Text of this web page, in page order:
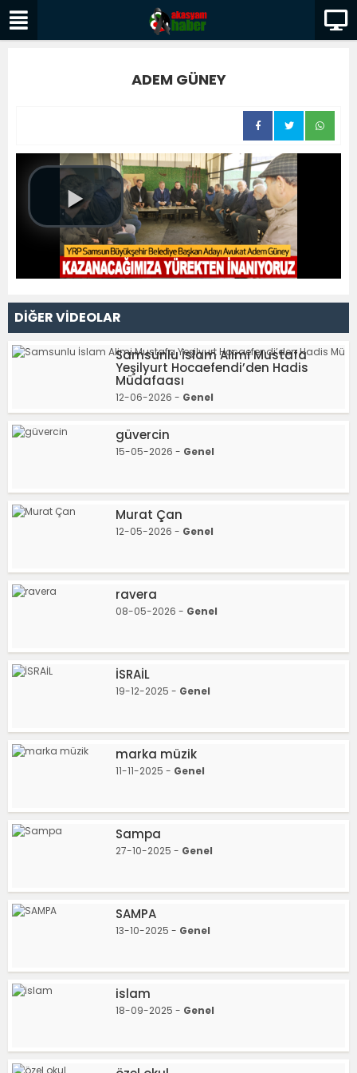
ADEM GÜNEY
DİĞER VİDEOLAR
Samsunlu İslam Alimi Mustafa
Yeşilyurt Hocaefendi’den Hadis
Müdafaası
12-06-2026 - Genel
güvercin
15-05-2026 - Genel
Murat Çan
12-05-2026 - Genel
ravera
08-05-2026 - Genel
İSRAİL
19-12-2025 - Genel
marka müzik
11-11-2025 - Genel
Sampa
27-10-2025 - Genel
SAMPA
13-10-2025 - Genel
islam
18-09-2025 - Genel